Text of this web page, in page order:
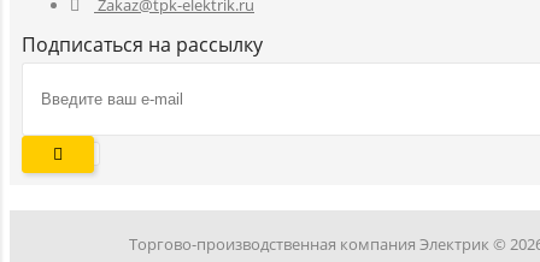
Zakaz@tpk-elektrik.ru
Подписаться на рассылку
Торгово-производственная компания Электрик ©